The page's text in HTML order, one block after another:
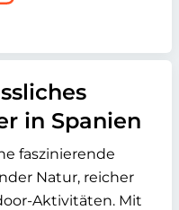
in Spanien
faszinierende
Natur, reicher
Aktivitäten. Mit